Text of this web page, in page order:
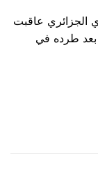
الجزائري عاقبت
بعد طرده في